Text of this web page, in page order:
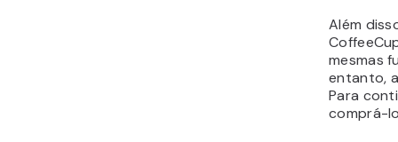
Além
mesmas
entanto,
Para
comprá-